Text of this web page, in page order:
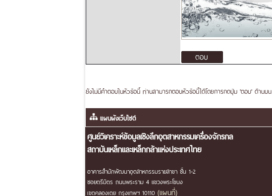
ยังไม่มีคำตอบในหัวข้อนี้ ท่านสามารถตอบหัวข้อนี้ได้โดยการกดปุ่ม 'ตอบ' ด้านบน
แผนผังเว็บไซต์
ศูนย์วิเคราะห์ข้อมูลเชิงลึกอุตสาหกรรมเครื่องจักรกล
สถาบันเหล็กและเหล็กกล้าแห่งประเทศไทย
อาคารสำนักพัฒนาอุตสาหกรรมรายสาขา ชั้น 1-2
ซอยตรีมิตร ถนนพระราม 4 แขวงพระโขนง
เขตคลองเตย กรุงเทพฯ 10110 (แผนที่)